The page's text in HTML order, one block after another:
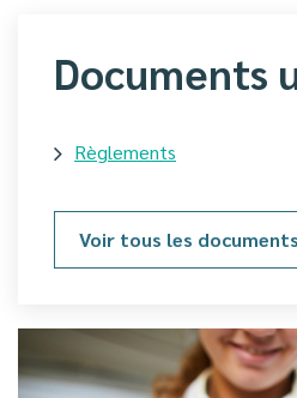
Documents
Règlements
Voir tous les documents